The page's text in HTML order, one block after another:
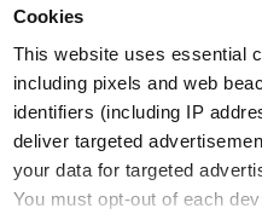
Cookies
This website uses essential
including pixels and web
identifiers (including IP
deliver targeted
your data for targeted
You must opt-out of each